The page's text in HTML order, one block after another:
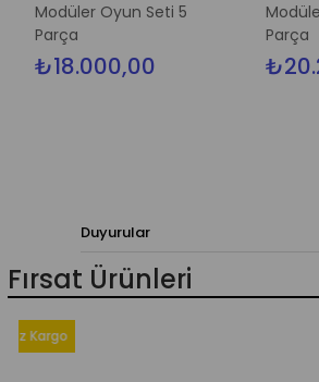
Oyun Seti 5
Modüler
Parça
Duyurular
Fırsat Ürünleri